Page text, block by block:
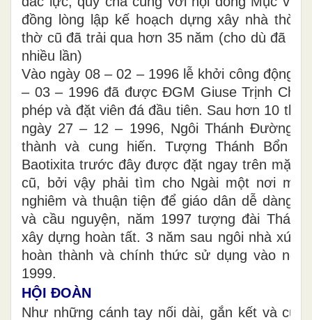
đồng lòng lập kế hoạch dựng xây nhà thờ
thờ cũ đã trải qua hơn 35 năm (cho dù đã
nhiều lần)
Vào ngày 08 – 02 – 1996 lễ khởi công động
– 03 – 1996 đã được ĐGM Giuse Trịnh
phép và đặt viên đá đầu tiên. Sau hơn 10
ngày 27 – 12 – 1996, Ngôi Thánh Đường
thành và cung hiến. Tượng Thánh Bổn
Baotixita trước đây được đặt ngay trên mặt
cũ, bởi vậy phải tìm cho Ngài một nơi mới
nghiêm và thuận tiện để giáo dân dễ dàng
và cầu nguyện, năm 1997 tượng đài Thánh
xây dựng hoàn tất. 3 năm sau ngôi nhà xứ
hoàn thành và chính thức sử dụng vào
1999.
HỘI ĐOÀN
Như những cánh tay nối dài, gắn kết và